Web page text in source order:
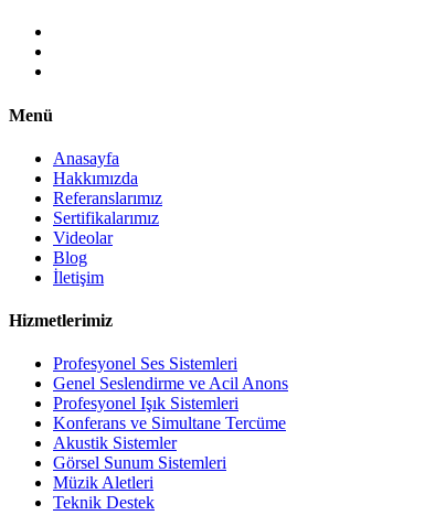
Menü
Anasayfa
Hakkımızda
Referanslarımız
Sertifikalarımız
Videolar
Blog
İletişim
Hizmetlerimiz
Profesyonel Ses Sistemleri
Genel Seslendirme ve Acil Anons
Profesyonel Işık Sistemleri
Konferans ve Simultane Tercüme
Akustik Sistemler
Görsel Sunum Sistemleri
Müzik Aletleri
Teknik Destek